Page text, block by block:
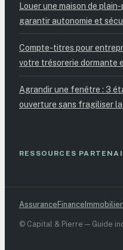
Louer une maison de
garantir autonomie et
Compte-titres pour
votre trésorerie dormante
Agrandir une fenêtre : 3
ouverture sans fragiliser
RESSOURCES
Assurance Finance Immobilier
© Capital & Pierre — Guide